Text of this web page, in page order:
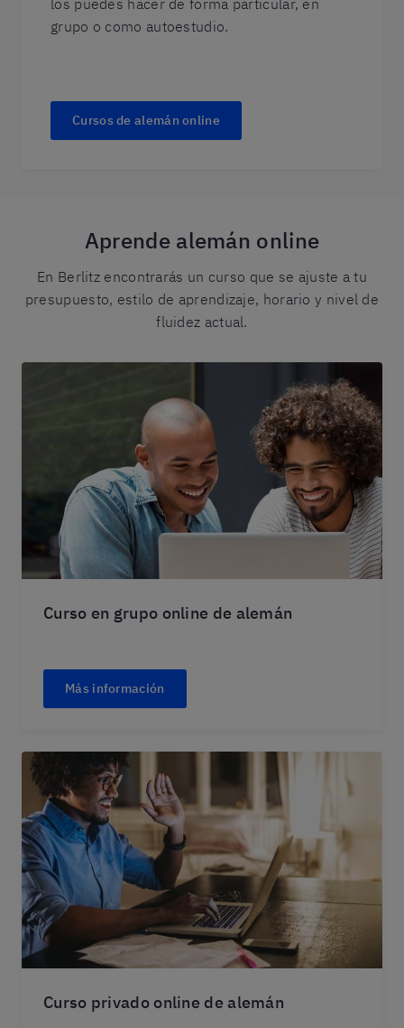
los puedes hacer de forma particular, en
grupo o como autoestudio.
Cursos de alemán online
Aprende alemán online
En Berlitz encontrarás un curso que se ajuste a tu
presupuesto, estilo de aprendizaje, horario y nivel de
fluidez actual.
Curso en grupo online de alemán
Más información
Curso privado online de alemán